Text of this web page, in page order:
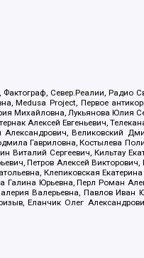
Север.Реалии, Радио
Medusa Project, Первое
Лукьянова Юлия
Алексей Евгеньевич,
Великовский
Гавриловна, Костылева
Сергеевич, Кильтау
Петров Алексей
Клепиковская
Галина Юрьевна, Перл Роман
Валерьевна, Павлов Иван
Еланчик Олег